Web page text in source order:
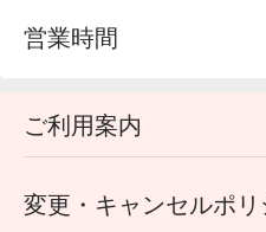
営業時間
ご利用案内
変更・キャンセルポリ